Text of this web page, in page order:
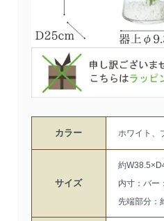
カラー ホワイト、
サイズ
約
内寸：バ
先端部分：